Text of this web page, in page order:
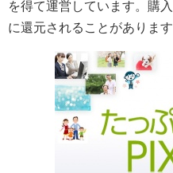
を得て運営しています。購
に還元されることがあります